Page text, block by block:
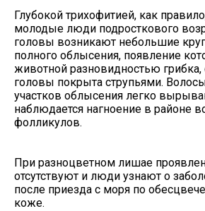
Глубокой трихофитией, как
молодые люди подросткового
головы возникают небольшие
полного облысения, появление
животной разновидностью грибка,
головы покрыта струпьями.
участков облысения легко
наблюдается нагноение в районе
фолликулов.
При разноцветном лишае
отсутствуют и люди узнают о
после приезда с моря по
коже.